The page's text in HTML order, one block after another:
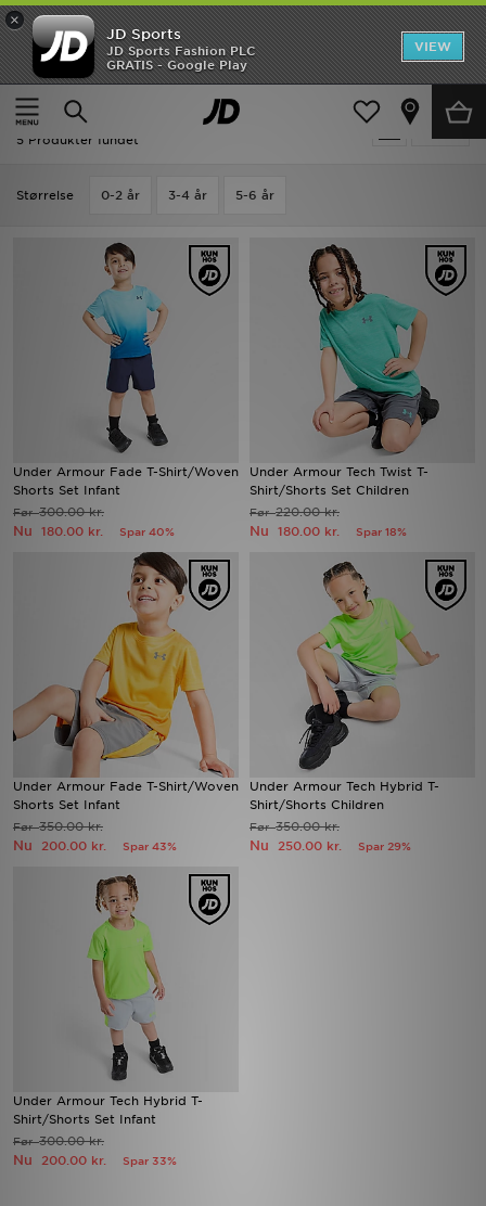
×
JD Sports
JD Sports Fashion PLC
GRATIS - Google Play
VIEW
Hjem
Udsalg | Under Armour Sæt
Udsalg | Under Armour Sæt
5 Produkter fundet
Størrelse 0-2 år 3-4 år 5-6 år
Under Armour Fade T-Shirt/Woven
Shorts Set Infant
Før300.00 kr.
Nu 180.00 kr. Spar 40%
Under Armour Tech Twist T-
Shirt/Shorts Set Children
Før220.00 kr.
Nu 180.00 kr. Spar 18%
Under Armour Fade T-Shirt/Woven
Shorts Set Infant
Før350.00 kr.
Nu 200.00 kr. Spar 43%
Under Armour Tech Hybrid T-
Shirt/Shorts Children
Før350.00 kr.
Nu 250.00 kr. Spar 29%
Under Armour Tech Hybrid T-
Shirt/Shorts Set Infant
Før300.00 kr.
Nu 200.00 kr. Spar 33%
Hjem
Udsalg
Nyheder
Bestsellers
Sport
Download JD app'en
Mine beskeder
Hjælp & information
JD Blog